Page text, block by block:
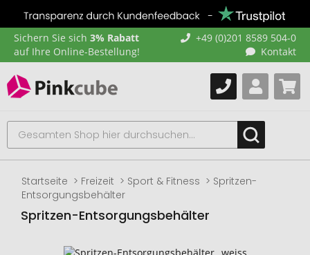
Sichern Sie sich 3% Rabatt
auf Ihre Online-Bestellung!
+49 (0)201 8589 504-0
Kontakt
Startseite Freizeit Sport & Fitness
Spritzen-
Entsorgungsbehälter
Spritzen-Entsorgungsbehälter